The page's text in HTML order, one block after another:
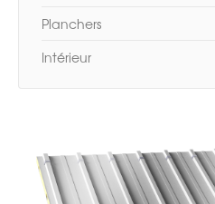
Planchers
Intérieur